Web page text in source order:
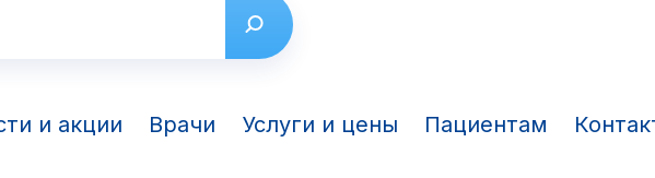
и акции Врачи Услуги и цены Пациентам